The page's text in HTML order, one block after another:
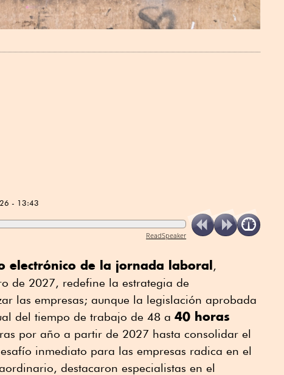
- 13:43
ReadSpeaker
electrónico de la jornada laboral,
de 2027, redefine la estrategia de
las empresas; aunque la legislación aprobada
del tiempo de trabajo de 48 a 40 horas
por año a partir de 2027 hasta consolidar el
inmediato para las empresas radica en el
destacaron especialistas en el